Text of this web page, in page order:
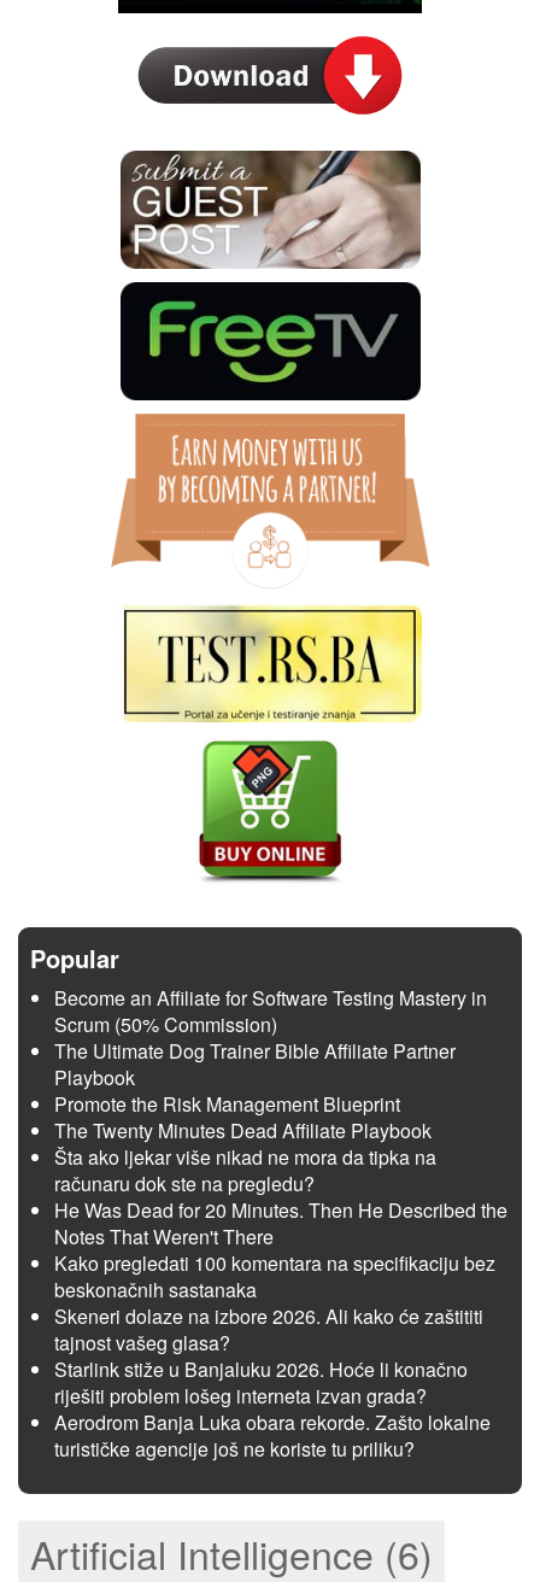
Popular
Become an Affiliate for Software Testing Mastery in
Scrum (50% Commission)
The Ultimate Dog Trainer Bible Affiliate Partner
Playbook
Promote the Risk Management Blueprint
The Twenty Minutes Dead Affiliate Playbook
Šta ako ljekar više nikad ne mora da tipka na
računaru dok ste na pregledu?
He Was Dead for 20 Minutes. Then He Described the
Notes That Weren't There
Kako pregledati 100 komentara na specifikaciju bez
beskonačnih sastanaka
Skeneri dolaze na izbore 2026. Ali kako će zaštititi
tajnost vašeg glasa?
Starlink stiže u Banjaluku 2026. Hoće li konačno
riješiti problem lošeg interneta izvan grada?
Aerodrom Banja Luka obara rekorde. Zašto lokalne
turističke agencije još ne koriste tu priliku?
Artificial Intelligence (6)